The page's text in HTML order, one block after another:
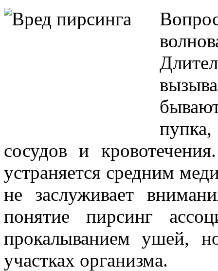
сосудов и
устраняется средним
не заслуживает
понятие пирсинг
прокалыванием ушей,
участках организма.